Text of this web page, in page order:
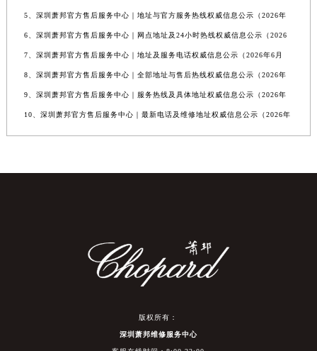
5、深圳萧邦官方售后服务中心｜地址与官方服务热线权威信息公示（2026年
6、深圳萧邦官方售后服务中心｜网点地址及24小时热线权威信息公示（2026
7、深圳萧邦官方售后服务中心｜地址及服务电话权威信息公示（2026年6月
8、深圳萧邦官方售后服务中心｜全部地址与售后热线权威信息公示（2026年
9、深圳萧邦官方售后服务中心｜服务热线及具体地址权威信息公示（2026年
10、深圳萧邦官方售后服务中心｜最新电话及维修地址权威信息公示（2026年
版权所有：
深圳萧邦维修服务中心